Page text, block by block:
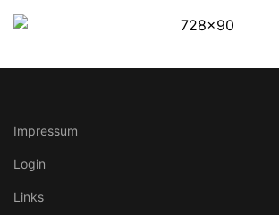
Impressum
Login
Links